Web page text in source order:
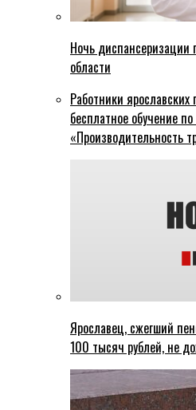
Ночь диспансеризации
области
Работники
бесплатное обучение по
«Производительность
Ярославец, сжегший
100 тысяч рублей, не